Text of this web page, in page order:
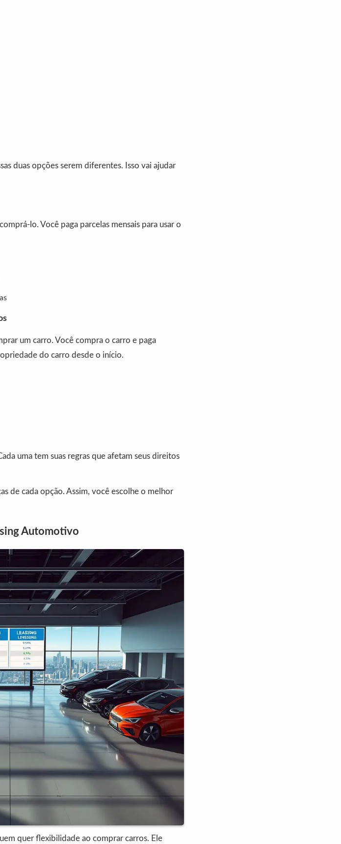
duas opções serem diferentes. Isso vai ajudar
lo. Você paga parcelas mensais para usar o
um carro. Você compra o carro e paga
do carro desde o início.
uma tem suas regras que afetam seus direitos
de cada opção. Assim, você escolhe o melhor
Automotivo
quer flexibilidade ao comprar carros. Ele